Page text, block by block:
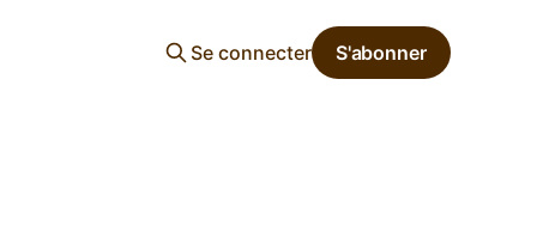
Se connecter S'abonner